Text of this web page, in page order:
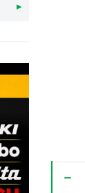
▸